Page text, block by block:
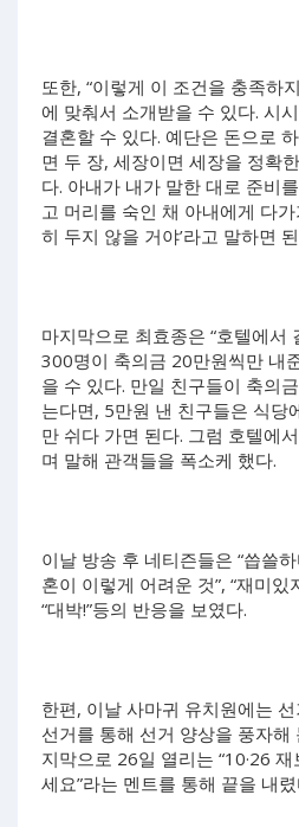
또한, “이렇게 이 조건을 충족하
에 맞춰서 소개받을 수 있다. 시
결혼할 수 있다. 예단은 돈으로
면 두 장, 세장이면 세장을 정확
다. 아내가 내가 말한 대로 준비
고 머리를 숙인 채 아내에게 다
히 두지 않을 거야’라고 말하면
마지막으로 최효종은 “호텔에서
300명이 축의금 20만원씩만 내
을 수 있다. 만일 친구들이 축의
는다면, 5만원 낸 친구들은 식당
만 쉬다 가면 된다. 그럼 호텔에
며 말해 관객들을 폭소케 했다.
이날 방송 후 네티즌들은 “씁쓸
혼이 이렇게 어려운 것”, “재미있
“대박!”등의 반응을 보였다.
한편, 이날 사마귀 유치원에는
선거를 통해 선거 양상을 풍자해
지막으로 26일 열리는 “10·26
세요”라는 멘트를 통해 끝을 내렸